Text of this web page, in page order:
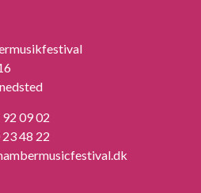
09 02
48 22